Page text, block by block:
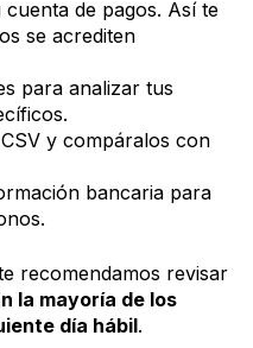
de pagos. Así te
se acrediten
para analizar tus
y compáralos con
bancaria para
recomendamos revisar
la mayoría de los
día hábil.